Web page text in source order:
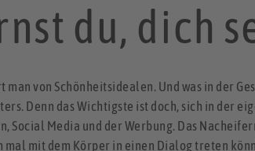
du, dich
man von Schönheitsidealen. Und was in der
Denn das Wichtigste ist doch, sich in der
Social Media und der Werbung. Das
mal mit dem Körper in einen Dialog treten